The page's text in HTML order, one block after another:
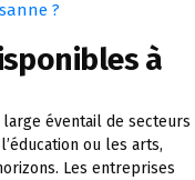
?
à
éventail de secteurs
ou les arts,
Les entreprises